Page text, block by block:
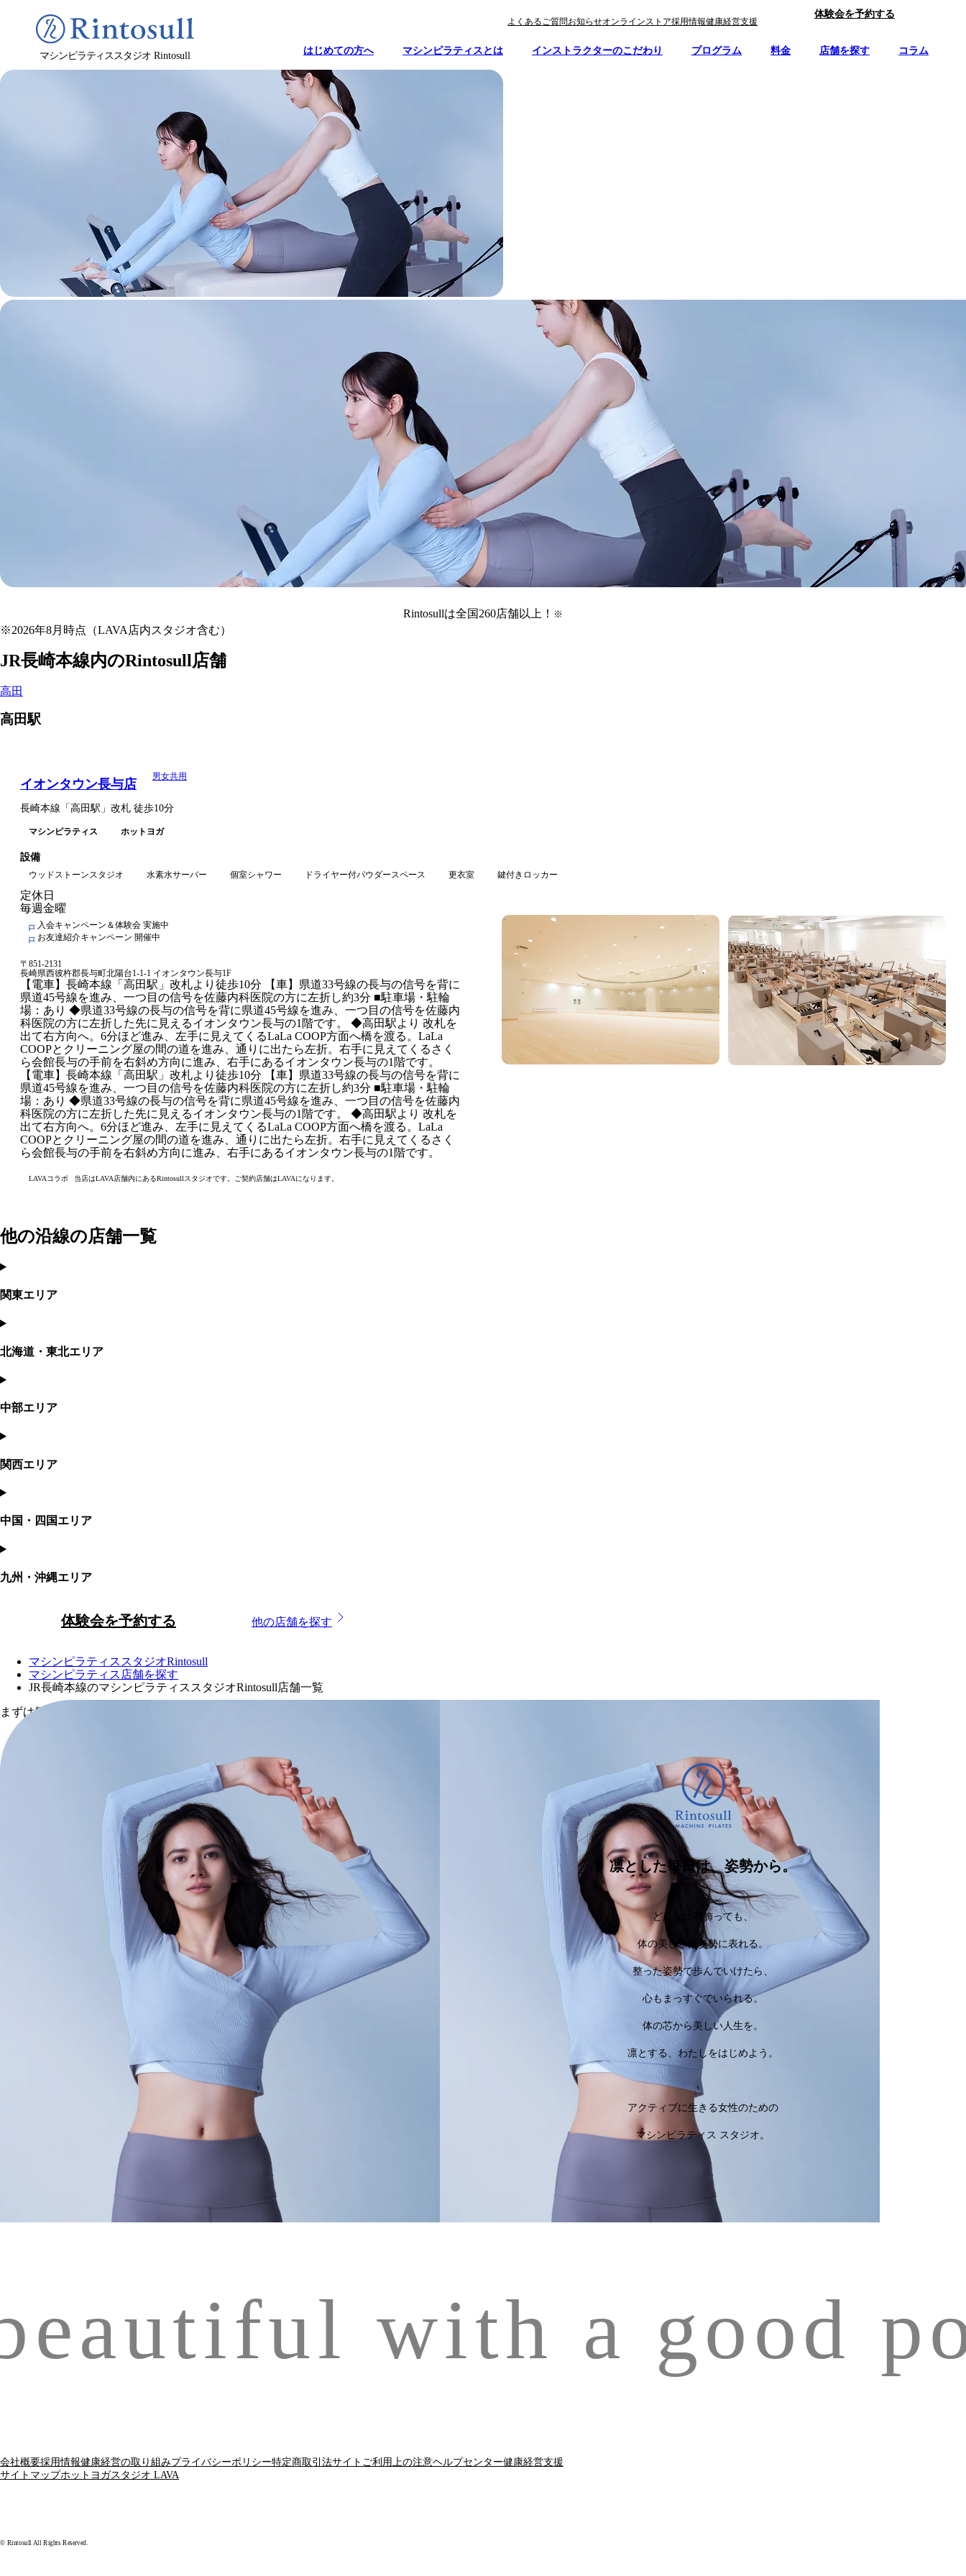
マシンピラティススタジオRintosull
よくあるご質問お知らせオンラインストア採用情報健康経営支援
体験会を予約する
はじめての方へ マシンピラティスとは インストラクターのこだわり プログラム 料金 店舗を探す コラム
マシンピラティス
Rintosull店舗一覧
Rintosullは全国260店舗以上！ ※
※2026年8月時点（LAVA店内スタジオ含む）
JR長崎本線内のRintosull店舗
高田
高田駅
イオンタウン長与店
男女共用
長崎本線 「 高田駅 」 改札 徒歩10分
マシンピラティス ホットヨガ
設備
ウッドストーンスタジオ 水素水サーバー 個室シャワー ドライヤー付パウダースペース 更衣室 鍵付きロッカー
定休日
毎週金曜
入会キャンペーン＆体験会 実施中
お友達紹介キャンペーン 開催中
〒 851-2131
長崎県西彼杵郡長与町北陽台1-1-1 イオンタウン長与1F
【電車】長崎本線「高田駅」改札より徒歩10分 【車】県道33号線の長与の信号を背に
県道45号線を進み、一つ目の信号を佐藤内科医院の方に左折し約3分 ■駐車場・駐輪
場：あり ◆県道33号線の長与の信号を背に県道45号線を進み、一つ目の信号を佐藤内
科医院の方に左折した先に見えるイオンタウン長与の1階です。 ◆高田駅より 改札を
出て右方向へ。6分ほど進み、左手に見えてくるLaLa COOP方面へ橋を渡る。LaLa
COOPとクリーニング屋の間の道を進み、通りに出たら左折。右手に見えてくるさく
ら会館長与の手前を右斜め方向に進み、右手にあるイオンタウン長与の1階です。
【電車】長崎本線「高田駅」改札より徒歩10分 【車】県道33号線の長与の信号を背に
県道45号線を進み、一つ目の信号を佐藤内科医院の方に左折し約3分 ■駐車場・駐輪
場：あり ◆県道33号線の長与の信号を背に県道45号線を進み、一つ目の信号を佐藤内
科医院の方に左折した先に見えるイオンタウン長与の1階です。 ◆高田駅より 改札を
出て右方向へ。6分ほど進み、左手に見えてくるLaLa COOP方面へ橋を渡る。LaLa
COOPとクリーニング屋の間の道を進み、通りに出たら左折。右手に見えてくるさく
ら会館長与の手前を右斜め方向に進み、右手にあるイオンタウン長与の1階です。
LAVAコラボ 当店はLAVA店舗内にあるRintosullスタジオです。ご契約店舗はLAVAになります。
他の沿線の店舗一覧
関東エリア
北海道・東北エリア
中部エリア
関西エリア
中国・四国エリア
九州・沖縄エリア
体験会を予約する 他の店舗を探す
マシンピラティススタジオRintosull
マシンピラティス店舗を探す
JR長崎本線のマシンピラティススタジオRintosull店舗一覧
まずは気軽に体験会から
お問い合わせ・ヘルプセンター
凛とした毎日は、姿勢から。
どんなに着飾っても、
体の美しさは姿勢に表れる。
整った姿勢で歩んでいけたら、
心もまっすぐでいられる。
体の芯から美しい人生を。
凛とする、わたしをはじめよう。
アクティブに生きる女性のための
マシンピラティス スタジオ。
with a good
会社概要採用情報健康経営の取り組みプライバシーポリシー特定商取引法サイトご利用上の注意ヘルプセンター健康経営支援
サイトマップホットヨガスタジオ LAVA
© Rintosull All Rights Reserved.